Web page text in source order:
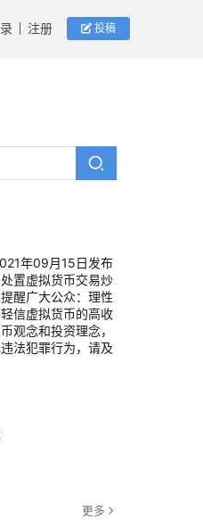
注册 投稿
年09月15日发布
置虚拟货币交易炒
醒广大公众：理性
信虚拟货币的高收
观念和投资理念，
法犯罪行为，请及
更多